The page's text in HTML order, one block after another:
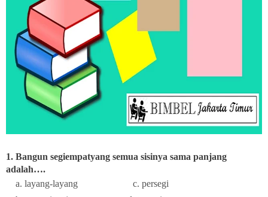
1. Bangun segiempatyang semua sisinya sama panjang
adalah….
a. layang-layang c. persegi